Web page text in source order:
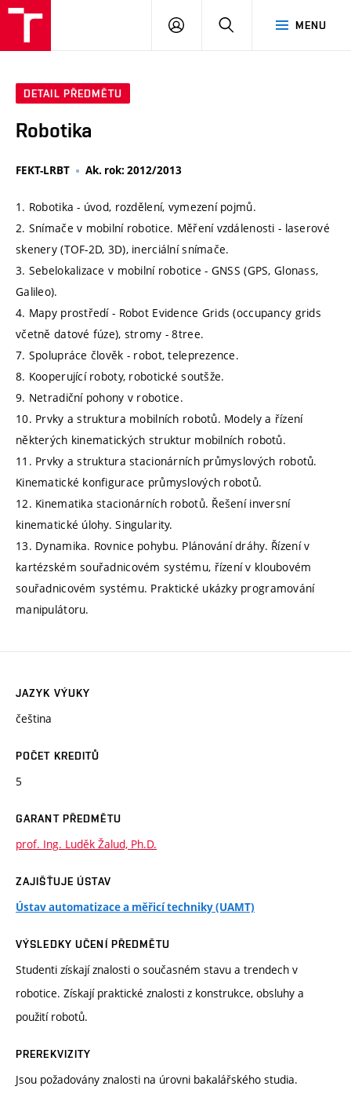
MENU
PŘIHLÁSIT
DETAIL PŘEDMĚTU
Robotika
FEKT-LRBT Ak. rok: 2012/2013
1. Robotika - úvod, rozdělení, vymezení pojmů.
2. Snímače v mobilní robotice. Měření vzdálenosti - laserové
skenery (TOF-2D, 3D), inerciální snímače.
3. Sebelokalizace v mobilní robotice - GNSS (GPS, Glonass,
Galileo).
4. Mapy prostředí - Robot Evidence Grids (occupancy grids
včetně datové fúze), stromy - 8tree.
7. Spolupráce člověk - robot, teleprezence.
8. Kooperující roboty, robotické soutšže.
9. Netradiční pohony v robotice.
10. Prvky a struktura mobilních robotů. Modely a řízení
některých kinematických struktur mobilních robotů.
11. Prvky a struktura stacionárních průmyslových robotů.
Kinematické konfigurace průmyslových robotů.
12. Kinematika stacionárních robotů. Řešení inversní
kinematické úlohy. Singularity.
13. Dynamika. Rovnice pohybu. Plánování dráhy. Řízení v
kartézském souřadnicovém systému, řízení v kloubovém
souřadnicovém systému. Praktické ukázky programování
manipulátoru.
JAZYK VÝUKY
čeština
POČET KREDITŮ
5
GARANT PŘEDMĚTU
prof. Ing. Luděk Žalud, Ph.D.
ZAJIŠŤUJE ÚSTAV
Ústav automatizace a měřicí techniky (UAMT)
VÝSLEDKY UČENÍ PŘEDMĚTU
Studenti získají znalosti o současném stavu a trendech v
robotice. Získají praktické znalosti z konstrukce, obsluhy a
použití robotů.
PREREKVIZITY
Jsou požadovány znalosti na úrovni bakalářského studia.